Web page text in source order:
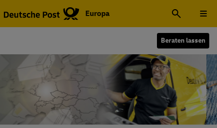
Europa
Beraten lassen